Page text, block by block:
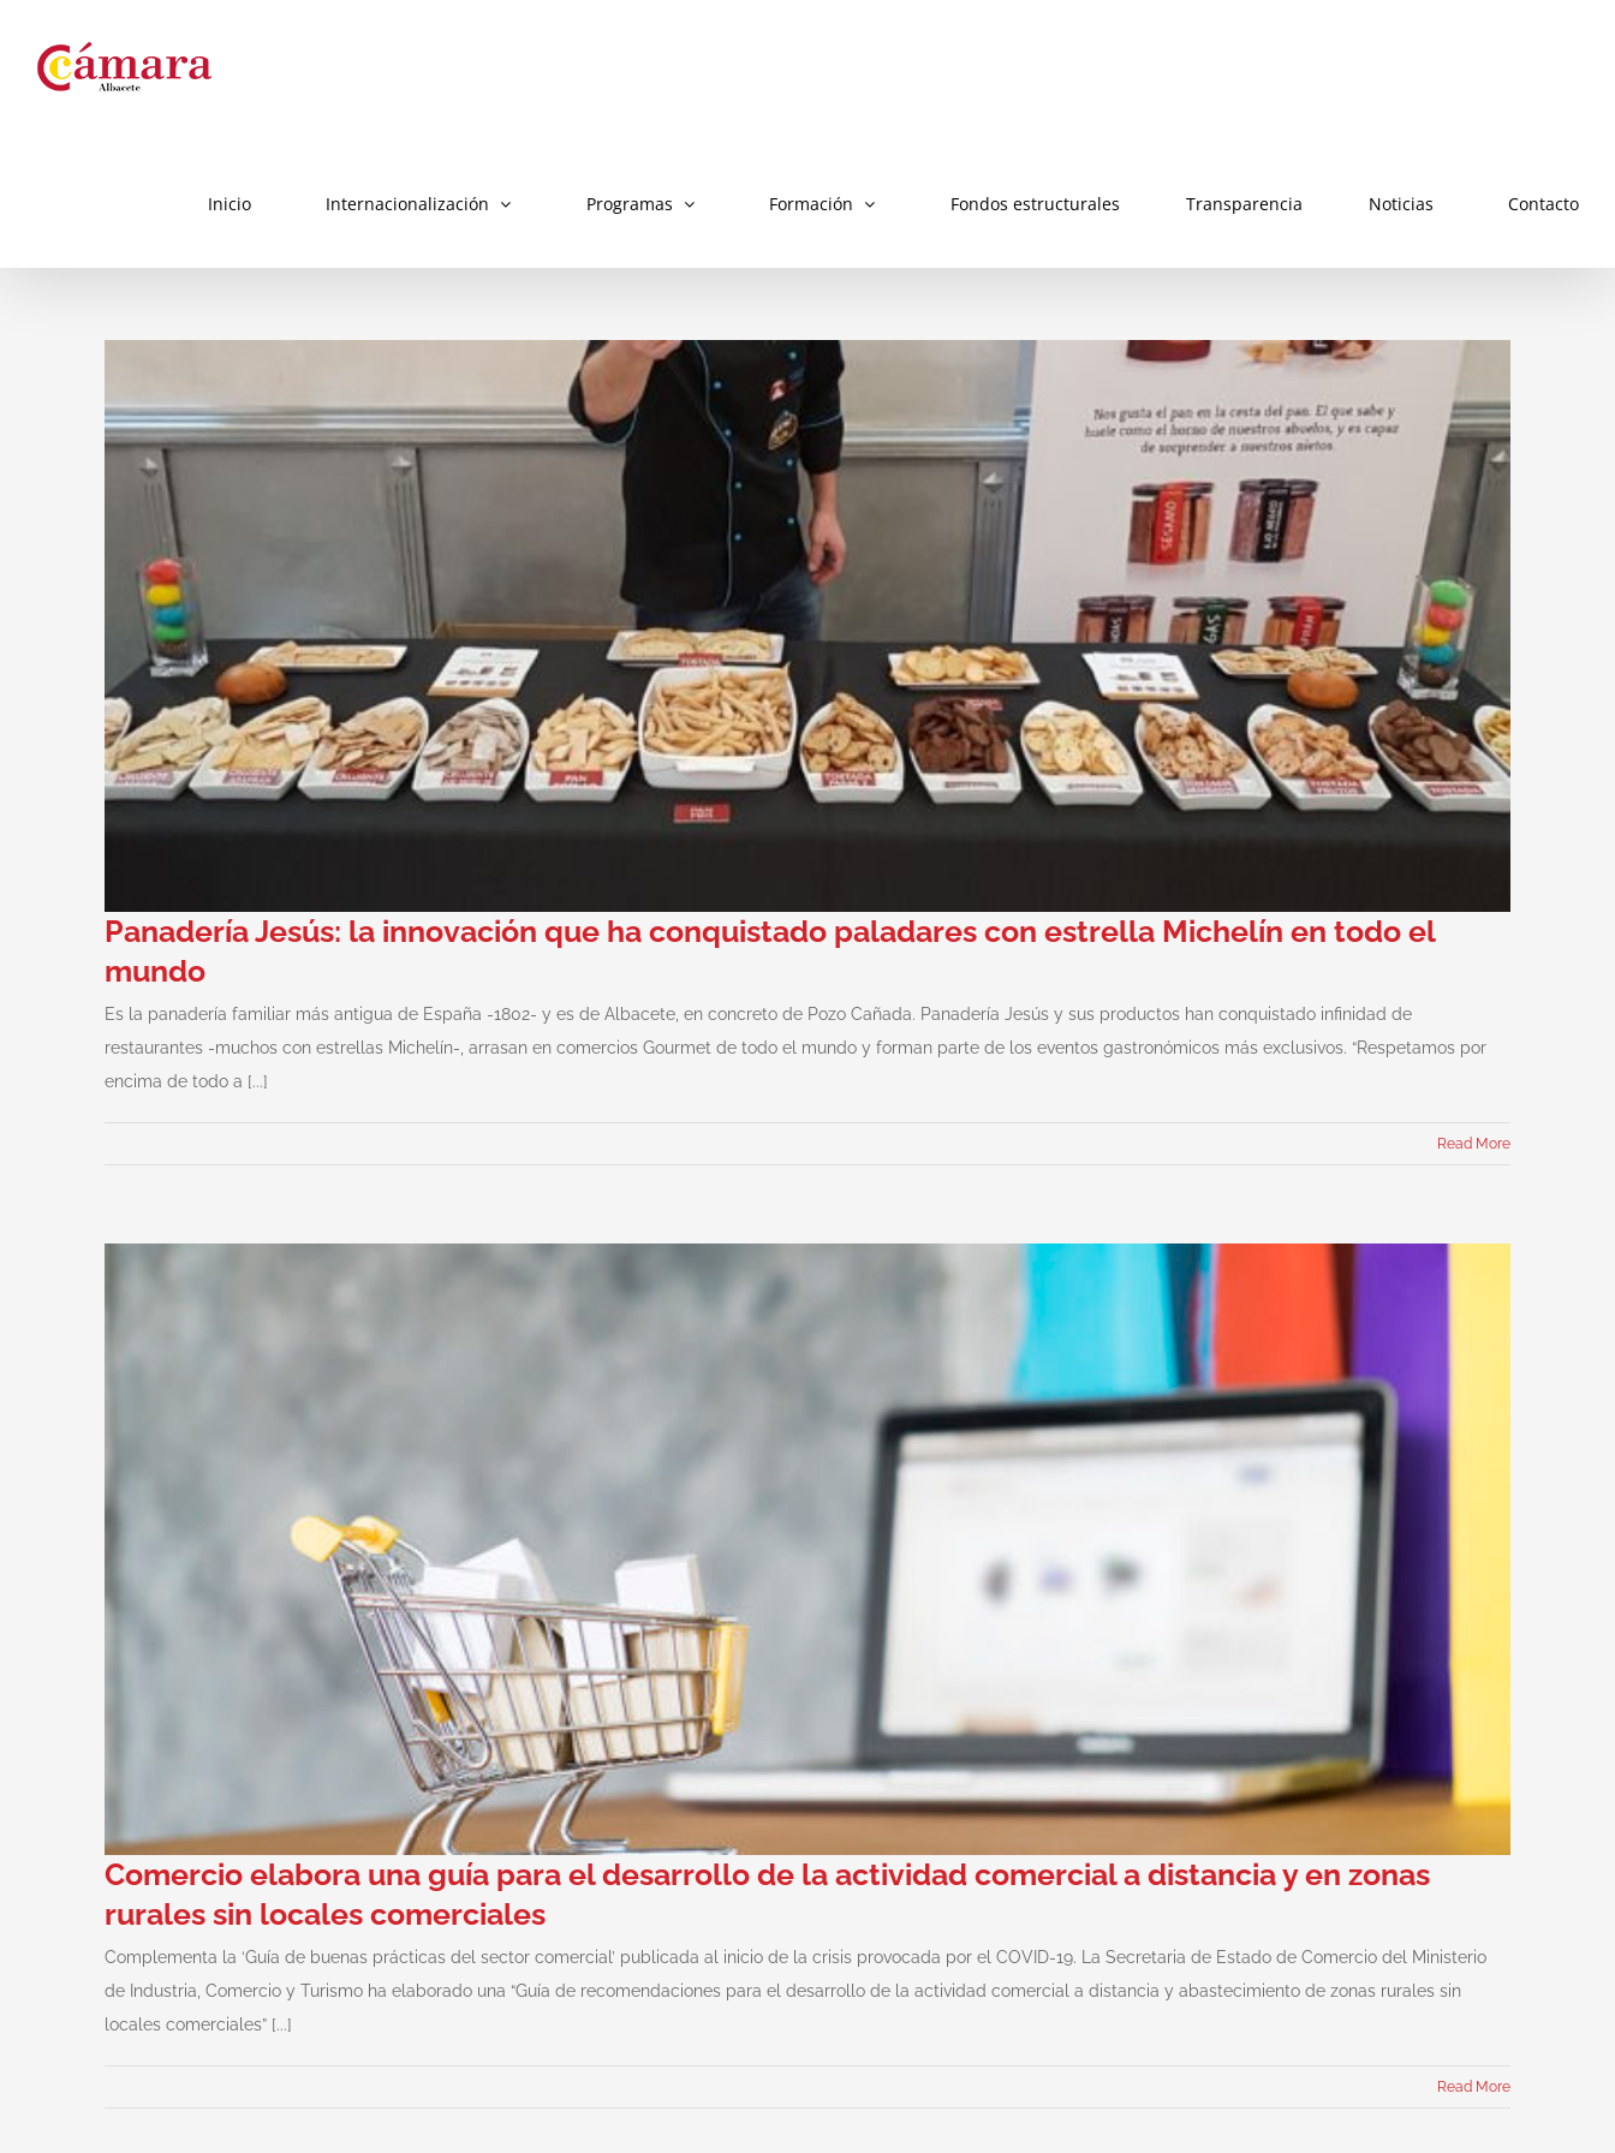
content
Inicio Internacionalización Programas Formación Fondos estructurales Transparencia Noticias Contacto
Panadería Jesús: la innovación que ha conquistado paladares con estrella Michelín en todo el
mundo
Es la panadería familiar más antigua de España -1802- y es de Albacete, en concreto de Pozo Cañada. Panadería Jesús y sus productos han conquistado infinidad de
restaurantes -muchos con estrellas Michelín-, arrasan en comercios Gourmet de todo el mundo y forman parte de los eventos gastronómicos más exclusivos. “Respetamos por
encima de todo a [...]
Read More
Comercio elabora una guía para el desarrollo de la actividad comercial a distancia y en zonas
rurales sin locales comerciales
Complementa la ‘Guía de buenas prácticas del sector comercial’ publicada al inicio de la crisis provocada por el COVID-19. La Secretaria de Estado de Comercio del Ministerio
de Industria, Comercio y Turismo ha elaborado una “Guía de recomendaciones para el desarrollo de la actividad comercial a distancia y abastecimiento de zonas rurales sin
locales comerciales” [...]
Read More